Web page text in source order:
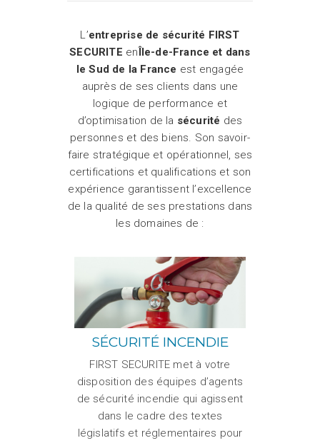
L’entreprise de sécurité FIRST
SECURITE enÎle-de-France et dans
le Sud de la France est engagée
auprès de ses clients dans une
logique de performance et
d’optimisation de la sécurité des
personnes et des biens. Son savoir-
faire stratégique et opérationnel, ses
certifications et qualifications et son
expérience garantissent l’excellence
de la qualité de ses prestations dans
les domaines de :
SÉCURITÉ INCENDIE
FIRST SECURITE met à votre
disposition des équipes d’agents
de sécurité incendie qui agissent
dans le cadre des textes
législatifs et réglementaires pour